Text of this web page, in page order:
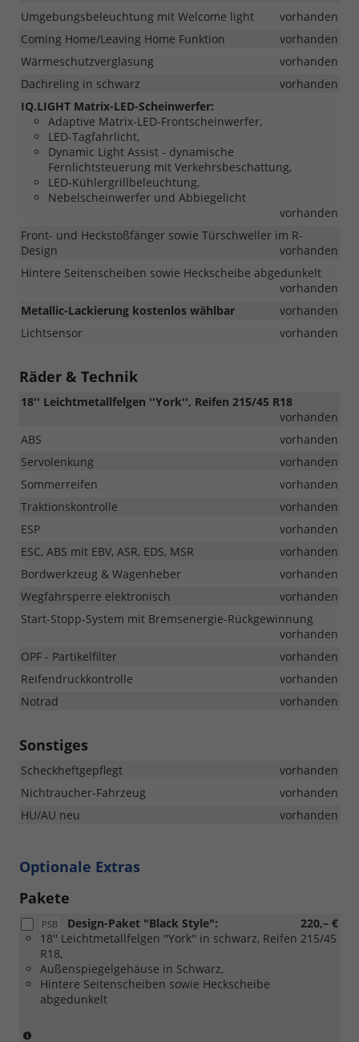
Umgebungsbeleuchtung mit Welcome light
vorhanden
Coming Home/Leaving Home Funktion
vorhanden
Wärmeschutzverglasung
vorhanden
Dachreling in schwarz
vorhanden
IQ.LIGHT Matrix-LED-Scheinwerfer:
Adaptive Matrix-LED-Frontscheinwerfer,
LED-Tagfahrlicht,
Dynamic Light Assist - dynamische
Fernlichtsteuerung mit Verkehrsbeschattung,
LED-Kühlergrillbeleuchtung,
Nebelscheinwerfer und Abbiegelicht
vorhanden
Front- und Heckstoßfänger sowie Türschweller im R-
Design
vorhanden
Hintere Seitenscheiben sowie Heckscheibe abgedunkelt
vorhanden
Metallic-Lackierung kostenlos wählbar
vorhanden
Lichtsensor
vorhanden
Räder & Technik
18'' Leichtmetallfelgen ''York'', Reifen 215/45 R18
vorhanden
ABS
vorhanden
Servolenkung
vorhanden
Sommerreifen
vorhanden
Traktionskontrolle
vorhanden
ESP
vorhanden
ESC, ABS mit EBV, ASR, EDS, MSR
vorhanden
Bordwerkzeug & Wagenheber
vorhanden
Wegfahrsperre elektronisch
vorhanden
Start-Stopp-System mit Bremsenergie-Rückgewinnung
vorhanden
OPF - Partikelfilter
vorhanden
Reifendruckkontrolle
vorhanden
Notrad
vorhanden
Sonstiges
Scheckheftgepflegt
vorhanden
Nichtraucher-Fahrzeug
vorhanden
HU/AU neu
vorhanden
Optionale Extras
Pakete
PSB 220,– €
Design-Paket "Black Style":
18'' Leichtmetallfelgen ''York'' in schwarz, Reifen 215/45
R18,
Außenspiegelgehäuse in Schwarz,
Hintere Seitenscheiben sowie Heckscheibe
abgedunkelt